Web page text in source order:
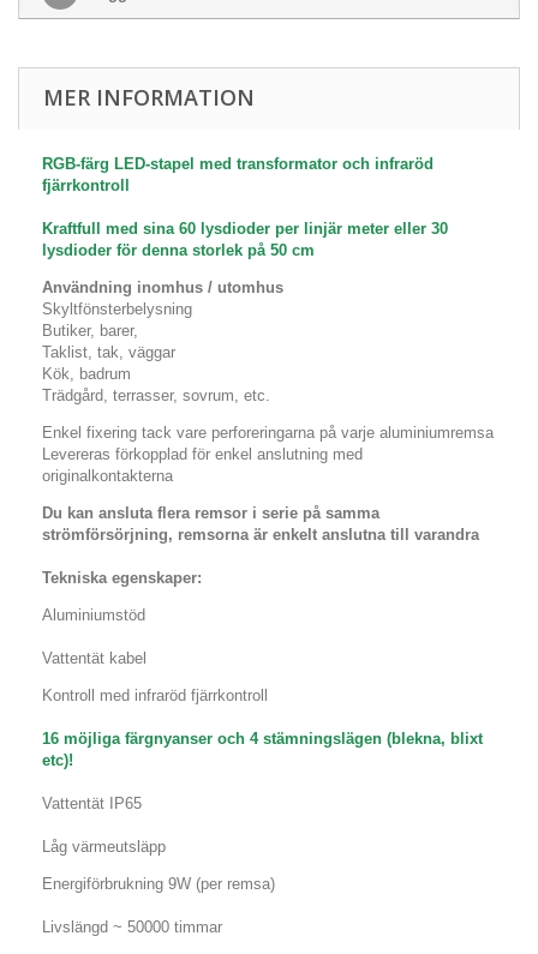
MER INFORMATION
RGB-färg LED-stapel med transformator och infraröd
fjärrkontroll
Kraftfull med sina 60 lysdioder per linjär meter eller 30
lysdioder för denna storlek på 50 cm
Användning inomhus / utomhus
Skyltfönsterbelysning
Butiker, barer,
Taklist, tak, väggar
Kök, badrum
Trädgård, terrasser, sovrum, etc.
Enkel fixering tack vare perforeringarna på varje aluminiumremsa
Levereras förkopplad för enkel anslutning med
originalkontakterna
Du kan ansluta flera remsor i serie på samma
strömförsörjning, remsorna är enkelt anslutna till varandra
Tekniska egenskaper:
Aluminiumstöd
Vattentät kabel
Kontroll med infraröd fjärrkontroll
16 möjliga färgnyanser och 4 stämningslägen (blekna, blixt
etc)!
Vattentät IP65
Låg värmeutsläpp
Energiförbrukning 9W (per remsa)
Livslängd ~ 50000 timmar